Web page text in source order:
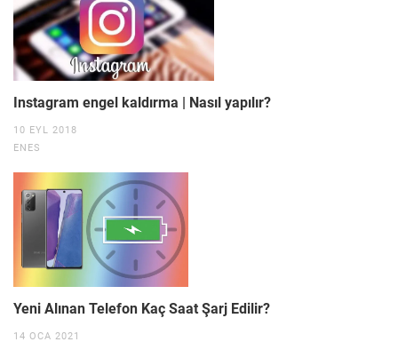
Instagram engel kaldırma | Nasıl yapılır?
10 EYL 2018
ENES
Yeni Alınan Telefon Kaç Saat Şarj Edilir?
14 OCA 2021